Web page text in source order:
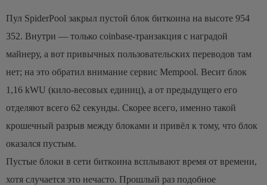
Пул SpiderPool закрыл пустой блок биткоина на высоте 954
352. Внутри — только coinbase-транзакция с наградой
майнеру, а вот привычных пользовательских переводов там
нет; на это обратил внимание сервис Mempool. Весит блок
1,16 kWU (кило-весовых единиц), а от предыдущего его
отделяют всего 62 секунды. Скорее всего, именно такой
крошечный разрыв между блоками и привёл к тому, что блок
оказался пустым.
Пустые блоки в сети биткоина всплывают время от времени,
хотя случается это нечасто. Прошлый раз подобное